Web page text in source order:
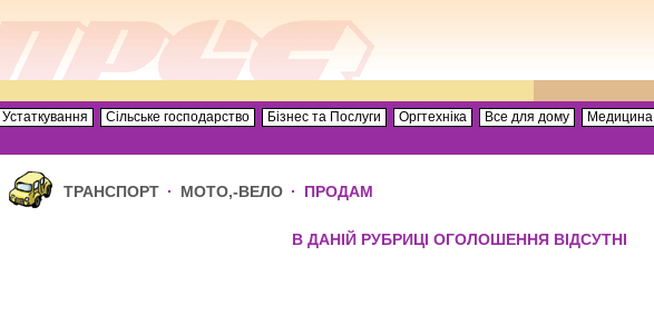
Устаткування Сільське господарство Бізнес та Послуги Оргтехніка Все для дому Медицина
ТРАНСПОРТ · МОТО,-ВЕЛО · ПРОДАМ
В ДАНІЙ РУБРИЦІ ОГОЛОШЕННЯ ВІДСУТНІ